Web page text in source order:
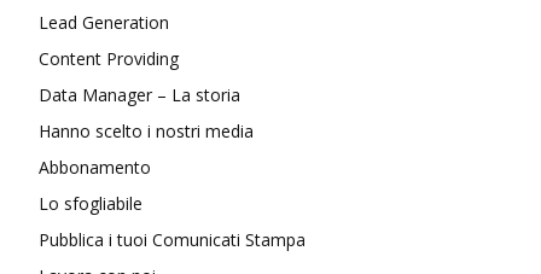
Lead Generation
Content Providing
Data Manager – La storia
Hanno scelto i nostri media
Abbonamento
Lo sfogliabile
Pubblica i tuoi Comunicati Stampa